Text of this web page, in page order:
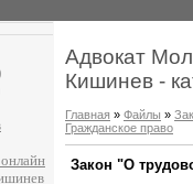
Адвокат
Кишинев -
Главная » Файлы »
Гражданское право
Закон "О